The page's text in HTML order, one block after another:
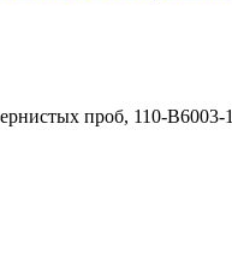
проб, 110-B6003-1